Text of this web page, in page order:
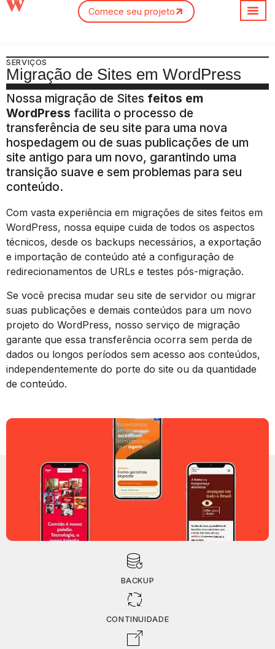
Comece seu projeto
SERVIÇOS
Migração de Sites em WordPress
Nossa migração de Sites feitos em
WordPress facilita o processo de
transferência de seu site para uma nova
hospedagem ou de suas publicações de um
site antigo para um novo, garantindo uma
transição suave e sem problemas para seu
conteúdo.
Com vasta experiência em migrações de sites feitos em
WordPress, nossa equipe cuida de todos os aspectos
técnicos, desde os backups necessários, a exportação
e importação de conteúdo até a configuração de
redirecionamentos de URLs e testes pós-migração.
Se você precisa mudar seu site de servidor ou migrar
suas publicações e demais conteúdos para um novo
projeto do WordPress, nosso serviço de migração
garante que essa transferência ocorra sem perda de
dados ou longos períodos sem acesso aos conteúdos,
independentemente do porte do site ou da quantidade
de conteúdo.
BACKUP
CONTINUIDADE